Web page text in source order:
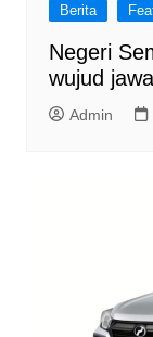
Berita
Negeri
wujud
Admin